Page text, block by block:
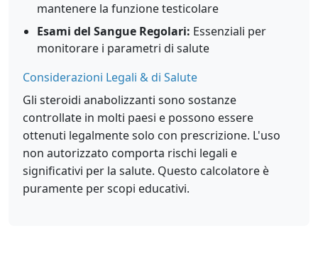
mantenere la funzione testicolare
Esami del Sangue Regolari: Essenziali per
monitorare i parametri di salute
Considerazioni Legali & di Salute
Gli steroidi anabolizzanti sono sostanze
controllate in molti paesi e possono essere
ottenuti legalmente solo con prescrizione. L'uso
non autorizzato comporta rischi legali e
significativi per la salute. Questo calcolatore è
puramente per scopi educativi.